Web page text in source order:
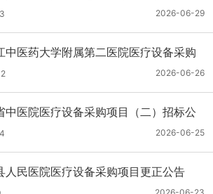
2026-06-29
中医药大学附属第二医院医疗设备采购
标公告
2026-06-26
中医院医疗设备采购项目（二）招标公
2026-06-25
人民医院医疗设备采购项目更正公告